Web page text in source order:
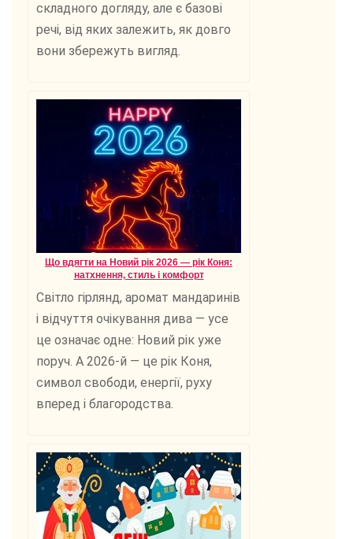
складного догляду, але є базові
речі, від яких залежить, як довго
вони збережуть вигляд.
Що вдягти на Новий рік 2026 — рік Коня:
натхнення, стиль і комфорт
Світло гірлянд, аромат мандаринів
і відчуття очікування дива — усе
це означає одне: Новий рік уже
поруч. А 2026-й — це рік Коня,
символ свободи, енергії, руху
вперед і благородства.